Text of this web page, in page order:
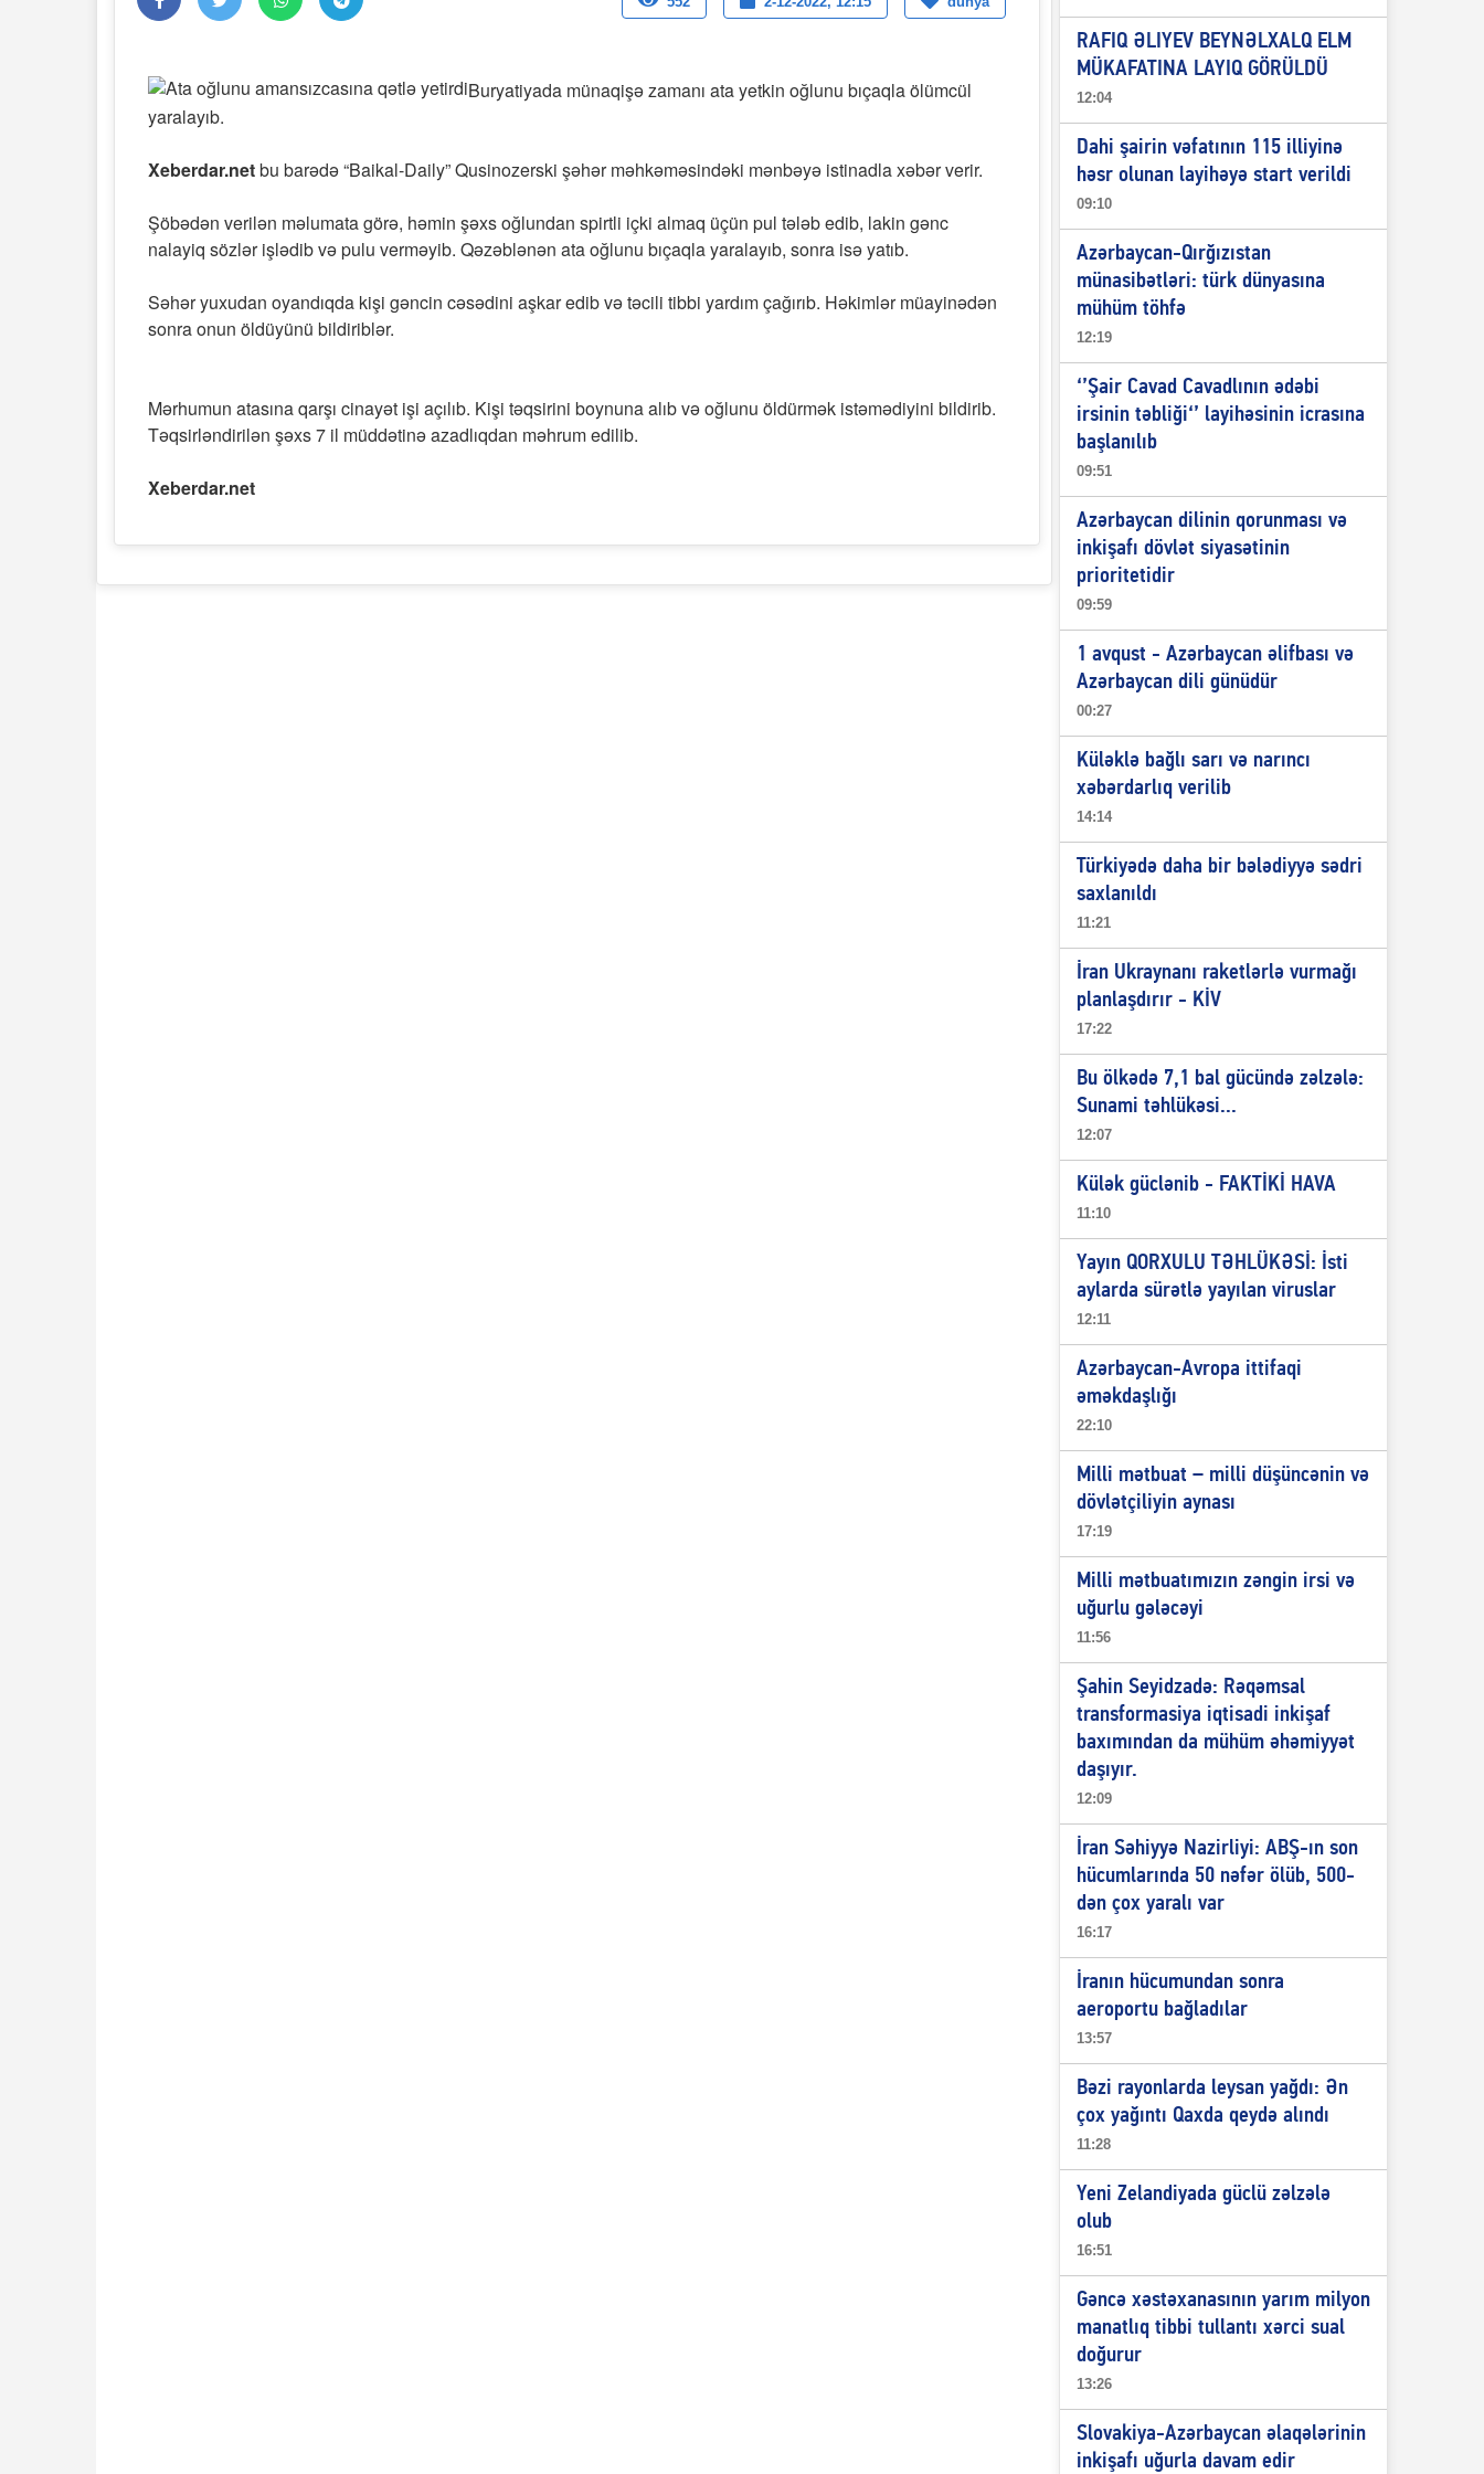
Buryatiyada münaqişə zamanı ata yetkin oğlunu bıçaqla ölümcül
yaralayıb.
Xeberdar.netbu barədə “Baikal-Daily” Qusinozerski şəhər məhkəməsindəki mənbəyə istinadla xəbər verir.
Şöbədən verilən məlumata görə, həmin şəxs oğlundan spirtli içki almaq üçün pul tələb edib, lakin gənc
nalayiq sözlər işlədib və pulu verməyib. Qəzəblənən ata oğlunu bıçaqla yaralayıb, sonra isə yatıb.
Səhər yuxudan oyandıqda kişi gəncin cəsədini aşkar edib və təcili tibbi yardım çağırıb. Həkimlər müayinədən
sonra onun öldüyünü bildiriblər.
Mərhumun atasına qarşı cinayət işi açılıb. Kişi təqsirini boynuna alıb və oğlunu öldürmək istəmədiyini bildirib.
Təqsirləndirilən şəxs 7 il müddətinə azadlıqdan məhrum edilib.
Xeberdar.net
RAFIQ ƏLIYEV BEYNƏLXALQ ELM
MÜKAFATINA LAYIQ GÖRÜLDÜ
12:04
Dahi şairin vəfatının 115 illiyinə
həsr olunan layihəyə start verildi
09:10
Azərbaycan-Qırğızıstan
münasibətləri: türk dünyasına
mühüm töhfə
12:19
‘’Şair Cavad Cavadlının ədəbi
irsinin təbliği‘’ layihəsinin icrasına
başlanılıb
09:51
Azərbaycan dilinin qorunması və
inkişafı dövlət siyasətinin
prioritetidir
09:59
1 avqust - Azərbaycan əlifbası və
Azərbaycan dili günüdür
00:27
Küləklə bağlı sarı və narıncı
xəbərdarlıq verilib
14:14
Türkiyədə daha bir bələdiyyə sədri
saxlanıldı
11:21
İran Ukraynanı raketlərlə vurmağı
planlaşdırır - KİV
17:22
Bu ölkədə 7,1 bal gücündə zəlzələ:
Sunami təhlükəsi...
12:07
Külək güclənib - FAKTİKİ HAVA
11:10
Yayın QORXULU TƏHLÜKƏSİ: İsti
aylarda sürətlə yayılan viruslar
12:11
Azərbaycan-Avropa ittifaqi
əməkdaşlığı
22:10
Milli mətbuat – milli düşüncənin və
dövlətçiliyin aynası
17:19
Milli mətbuatımızın zəngin irsi və
uğurlu gələcəyi
11:56
Şahin Seyidzadə: Rəqəmsal
transformasiya iqtisadi inkişaf
baxımından da mühüm əhəmiyyət
daşıyır.
12:09
İran Səhiyyə Nazirliyi: ABŞ-ın son
hücumlarında 50 nəfər ölüb, 500-
dən çox yaralı var
16:17
İranın hücumundan sonra
aeroportu bağladılar
13:57
Bəzi rayonlarda leysan yağdı: Ən
çox yağıntı Qaxda qeydə alındı
11:28
Yeni Zelandiyada güclü zəlzələ
olub
16:51
Gəncə xəstəxanasının yarım milyon
manatlıq tibbi tullantı xərci sual
doğurur
13:26
Slovakiya-Azərbaycan əlaqələrinin
inkişafı uğurla davam edir